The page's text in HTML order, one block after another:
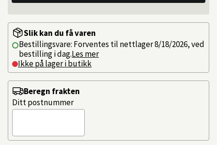
Slik kan du få varen
Bestillingsvare: Forventes til nettlager 8/18/2026, ved
bestilling i dag.Les mer
Ikke på lager i butikk
Beregn frakten
Ditt postnummer